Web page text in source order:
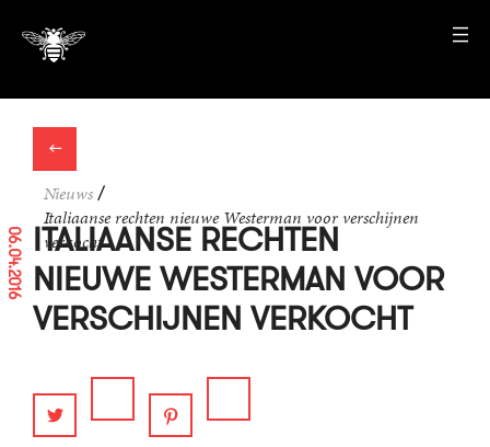
←
Nieuws/
Italiaanse rechten nieuwe Westerman voor verschijnen
verkocht
06.04.2016 ITALIAANSE RECHTEN
NIEUWE WESTERMAN VOOR
VERSCHIJNEN VERKOCHT